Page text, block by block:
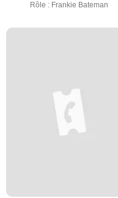
Rôle : Frankie Bateman